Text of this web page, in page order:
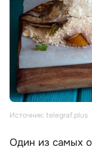
Источник: telegraf.plus
Один из самых